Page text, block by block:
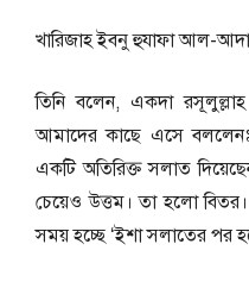
খারিজাহ ইবনু হুযাফা আল-
তিনি বলেন, একদা রসূলুল্লাহ
আমাদের কাছে এসে
একটি অতিরিক্ত সলাত
চেয়েও উত্তম। তা হলো
সময় হচ্ছে ‘ইশা সলাতের পর